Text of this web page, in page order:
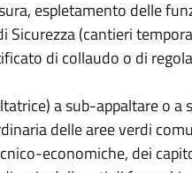
espletamento delle
(cantieri
di collaudo o di
a sub-appaltare o
delle aree verdi
economiche, dei